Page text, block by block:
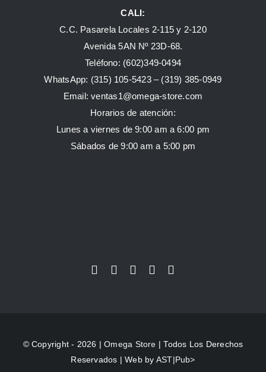
CALI:
C.C. Pasarela Locales 2-115 y 2-120
Avenida 5AN Nº 23D-68.
Teléfono: (602)349-0494
WhatsApp: (315) 105-5423 – (319) 385-0949
Email:ventas1@omega-store.com
Horarios de atención:
Lunes a viernes de 9:00 am a 6:00 pm
Sábados de 9:00 am a 5:00 pm
© Copyright - 2026 |Omega Store | Todos Los Derechos
Reservados | Web by AST|Pub>